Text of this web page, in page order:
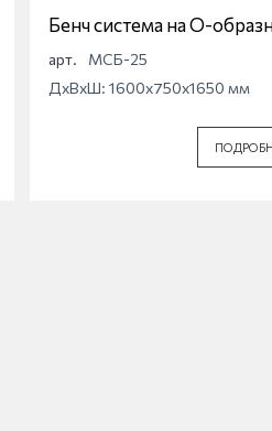
Бенч система на О-
опоре Магна МСБ-25
арт.
МСБ-25
ДхВхШ: 1600x750x1650 мм